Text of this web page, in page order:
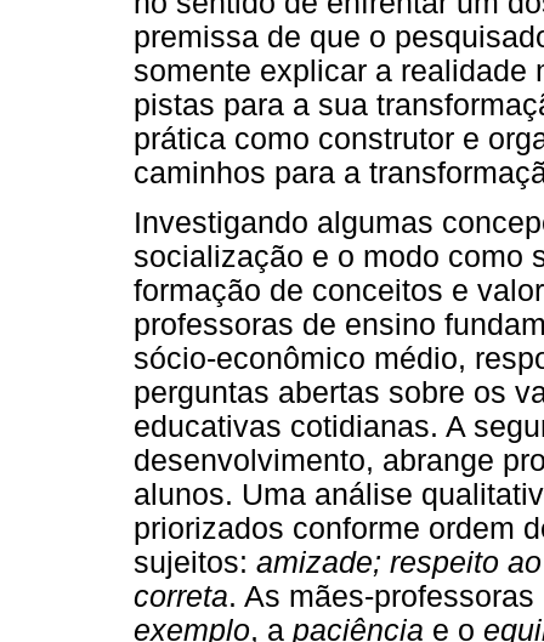
premissa de que o
somente explicar a realidade
pistas para a sua
prática como construtor e
caminhos para a
Investigando algumas
socialização e o modo como
formação de conceitos e
professoras de ensino
sócio-econômico médio,
perguntas abertas sobre os
educativas cotidianas. A
desenvolvimento, abrange
alunos. Uma análise
priorizados conforme ordem
sujeitos: amizade; respeito
correta. As mães-
exemplo, a paciência e o